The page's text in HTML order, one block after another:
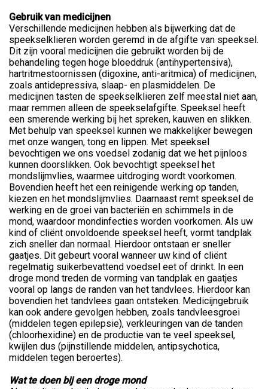
Gebruik van medicijnen
Verschillende medicijnen hebben als bijwerking dat de
speekselklieren worden geremd in de afgifte van speeksel.
Dit zijn vooral medicijnen die gebruikt worden bij de
behandeling tegen hoge bloeddruk (antihypertensiva),
hartritmestoornissen (digoxine, anti-aritmica) of medicijnen,
zoals antidepressiva, slaap- en plasmiddelen. De
medicijnen tasten de speekselklieren zelf meestal niet aan,
maar remmen alleen de speekselafgifte. Speeksel heeft
een smerende werking bij het spreken, kauwen en slikken.
Met behulp van speeksel kunnen we makkelijker bewegen
met onze wangen, tong en lippen. Met speeksel
bevochtigen we ons voedsel zodanig dat we het pijnloos
kunnen doorslikken. Ook bevochtigt speeksel het
mondslijmvlies, waarmee uitdroging wordt voorkomen.
Bovendien heeft het een reinigende werking op tanden,
kiezen en het mondslijmvlies. Daarnaast remt speeksel de
werking en de groei van bacteriën en schimmels in de
mond, waardoor mondinfecties worden voorkomen. Als uw
kind of cliënt onvoldoende speeksel heeft, vormt tandplak
zich sneller dan normaal. Hierdoor ontstaan er sneller
gaatjes. Dit gebeurt vooral wanneer uw kind of cliënt
regelmatig suikerbevattend voedsel eet of drinkt. In een
droge mond treden de vorming van tandplak en gaatjes
vooral op langs de randen van het tandvlees. Hierdoor kan
bovendien het tandvlees gaan ontsteken. Medicijngebruik
kan ook andere gevolgen hebben, zoals tandvleesgroei
(middelen tegen epilepsie), verkleuringen van de tanden
(chloorhexidine) en de productie van te veel speeksel,
kwijlen dus (pijnstillende middelen, antipsychotica,
middelen tegen beroertes).
Wat te doen bij een droge mond